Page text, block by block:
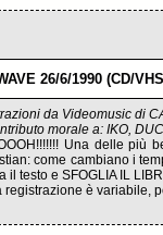
26/6/1990 (CD/
da Videomusic di
morale a: IKO,
Una delle
come cambiano i
il testo e SFOGLIA IL
registrazione è variabile,